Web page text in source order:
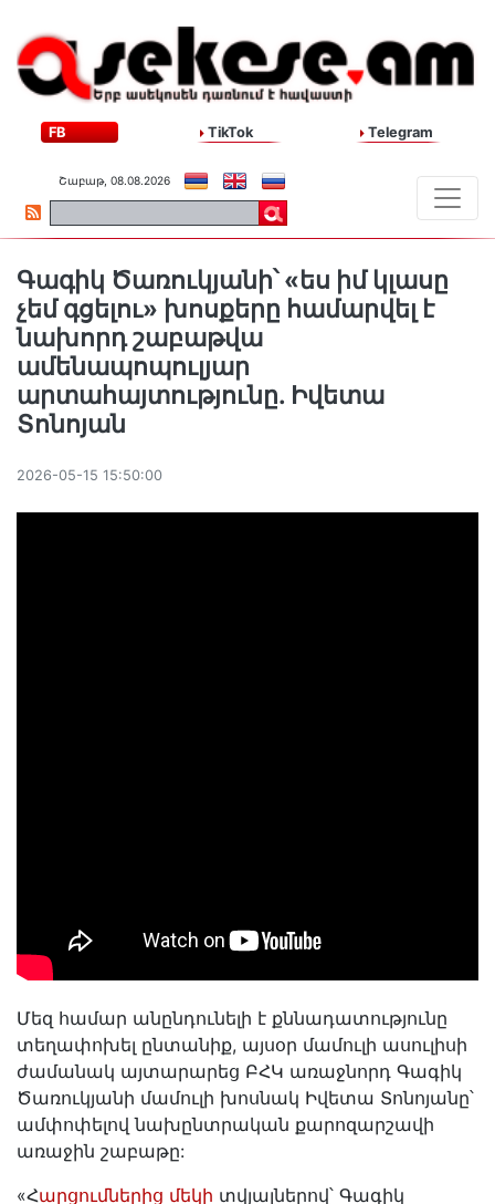
FB TikTok Telegram
Շաբաթ, 08.08.2026
Գագիկ Ծառուկյանի՝ «ես իմ կլասը
չեմ գցելու» խոսքերը համարվել է
նախորդ շաբաթվա
ամենապոպուլյար
արտահայտությունը. Իվետա
Տոնոյան
2026-05-15 15:50:00
Մեզ համար անընդունելի է քննադատությունը
տեղափոխել ընտանիք, այսօր մամուլի ասուլիսի
ժամանակ այտարարեց ԲՀԿ առաջնորդ Գագիկ
Ծառուկյանի մամուլի խոսնակ Իվետա Տոնոյանը՝
ամփոփելով նախընտրական քարոզարշավի
առաջին շաբաթը:
«Հարցումներից մեկի տվյալներով՝ Գագիկ